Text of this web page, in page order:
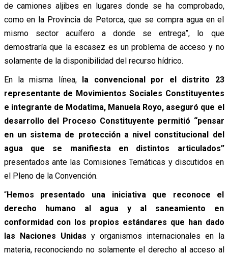
de camiones aljibes en lugares donde se ha comprobado,
como en la Provincia de Petorca, que se compra agua en el
mismo sector acuífero a donde se entrega”, lo que
demostraría que la escasez es un problema de acceso y no
solamente de la disponibilidad del recurso hídrico.
En la misma línea, la convencional por el distrito 23
representante de Movimientos Sociales Constituyentes
e integrante de Modatima, Manuela Royo, aseguró que el
desarrollo del Proceso Constituyente permitió “pensar
en un sistema de protección a nivel constitucional del
agua que se manifiesta en distintos articulados”
presentados ante las Comisiones Temáticas y discutidos en
el Pleno de la Convención.
“Hemos presentado una iniciativa que reconoce el
derecho humano al agua y al saneamiento en
conformidad con los propios estándares que han dado
las Naciones Unidas y organismos internacionales en la
materia, reconociendo no solamente el derecho al acceso al